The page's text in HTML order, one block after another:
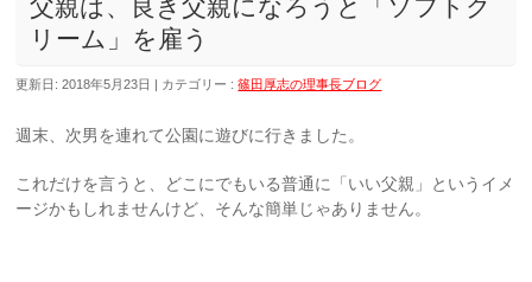
父親は、良き父親になろうと「ソフトク
リーム」を雇う
更新日: 2018年5月23日 カテゴリー :篠田厚志の理事長ブログ
週末、次男を連れて公園に遊びに行きました。
これだけを言うと、どこにでもいる普通に「いい父親」というイメ
ージかもしれませんけど、そんな簡単じゃありません。